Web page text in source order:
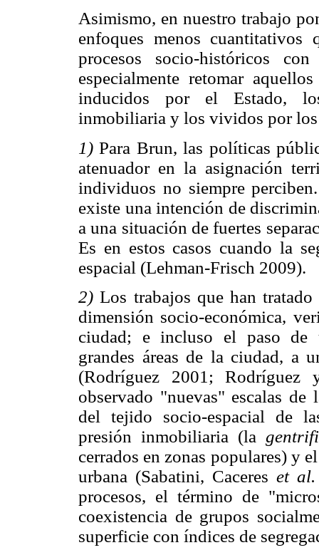
Asimismo, en nuestro trabajo
enfoques menos cuantitativos
procesos socio-históricos
especialmente retomar
inducidos por el Estado,
inmobiliaria y los vividos por los
1)Para Brun, las políticas
atenuador en la asignación
individuos no siempre
existe una intención de
a una situación de fuertes
Es en estos casos cuando la
espacial (Lehman-Frisch 2009).
2)Los trabajos que han
dimensión socio-económica,
ciudad; e incluso el paso de
grandes áreas de la ciudad, a
(Rodríguez 2001;
observado "nuevas" escalas de
del tejido socio-espacial de
presión inmobiliaria (la
cerrados en zonas populares) y
urbana (Sabatini, Caceres et al.
procesos, el término de
coexistencia de grupos
superficie con índices de